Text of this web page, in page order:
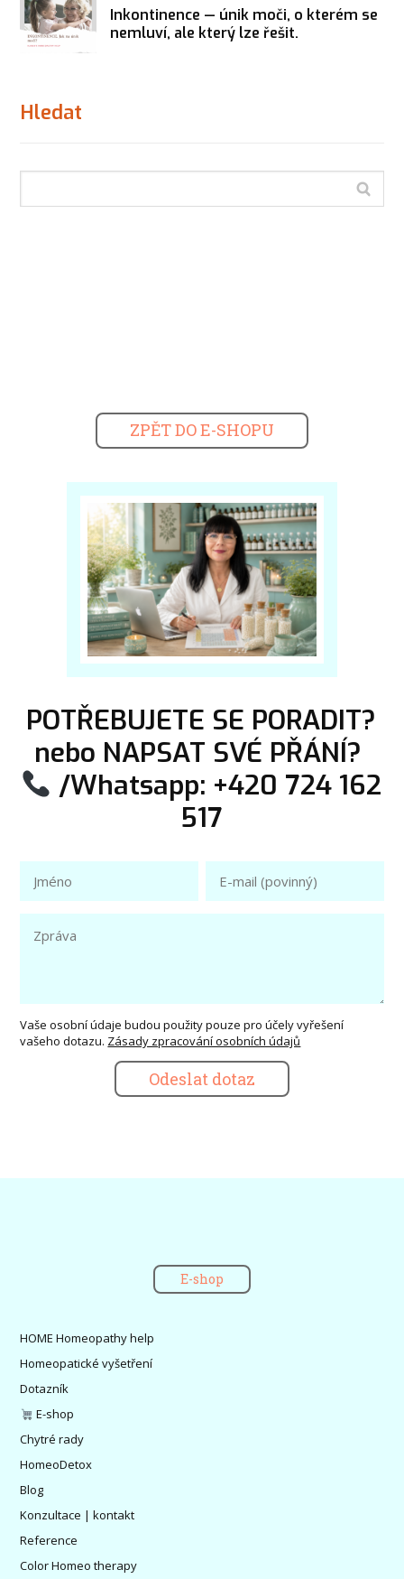
Inkontinence — únik moči, o kterém se
nemluví, ale který lze řešit.
Hledat
ZPĚT DO E-SHOPU
POTŘEBUJETE SE PORADIT?
nebo NAPSAT SVÉ PŘÁNÍ?
/Whatsapp: +420 724 162
517
Vaše osobní údaje budou použity pouze pro účely vyřešení
vašeho dotazu. Zásady zpracování osobních údajů
Odeslat dotaz
E-shop
HOME Homeopathy help
Homeopatické vyšetření
Dotazník
E-shop
Chytré rady
HomeoDetox
Blog
Konzultace | kontakt
Reference
Color Homeo therapy